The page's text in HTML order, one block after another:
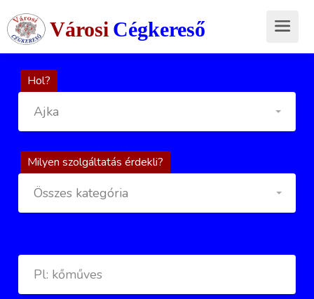
Városi Cégkereső
Hol?
Ajka
Milyen szolgáltatás érdekli?
Összes kategória